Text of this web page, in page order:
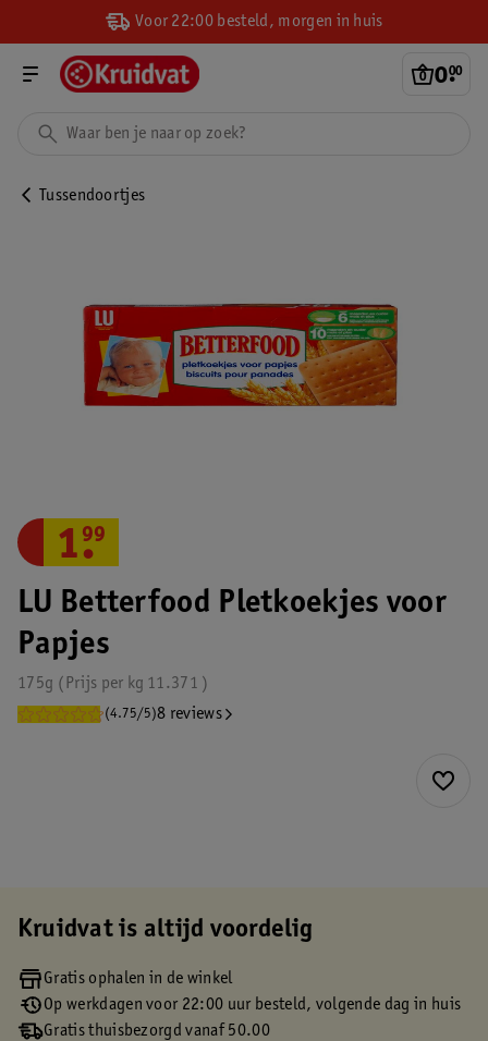
Voor 22:00 besteld, morgen in huis
0.
00
Tussendoortjes
LU Betterfood Pletkoekjes voor
Papjes
175g 11.371
Prijs per kg
(4.75/5)8 reviews
1.
99
Kruidvat is altijd voordelig
Gratis ophalen in de winkel
Op werkdagen voor 22:00 uur besteld, volgende dag in huis
Gratis thuisbezorgd vanaf 50.00